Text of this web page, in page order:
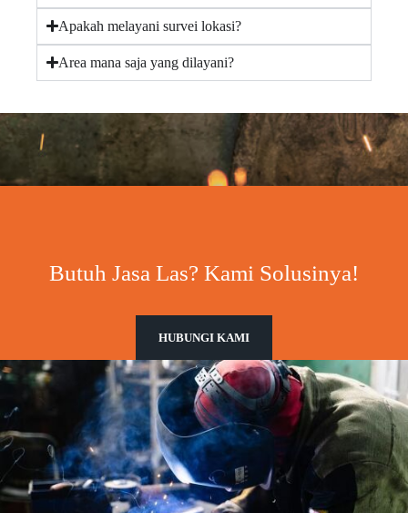
Apakah melayani survei lokasi?
Area mana saja yang dilayani?
Butuh Jasa Las? Kami Solusinya!
HUBUNGI KAMI